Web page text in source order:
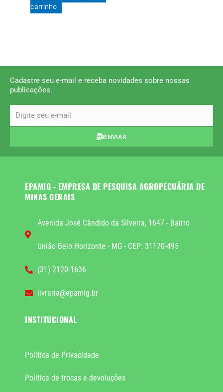
carrinho
Cadastre seu e-mail e receba novidades sobre nossas
publicações.
ENVIAR
EPAMIG - EMPRESA DE PESQUISA AGROPECUÁRIA DE
MINAS GERAIS
Avenida José Cândido da Silveira, 1647 - Bairro
União Belo Horizonte - MG - CEP: 31170-495
(31) 2120-1636
livraria@epamig.br
INSTITUCIONAL
Política de Privacidade
Política de trocas e devoluções